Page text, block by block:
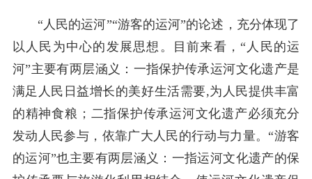
“人民的运河”“游客的运河”的论述，充分体现了
以人民为中心的发展思想。目前来看，“人民的运
河”主要有两层涵义：一指保护传承运河文化遗产是
满足人民日益增长的美好生活需要,为人民提供丰富
的精神食粮；二指保护传承运河文化遗产必须充分
发动人民参与，依靠广大人民的行动与力量。“游客
的运河”也主要有两层涵义：一指运河文化遗产的保